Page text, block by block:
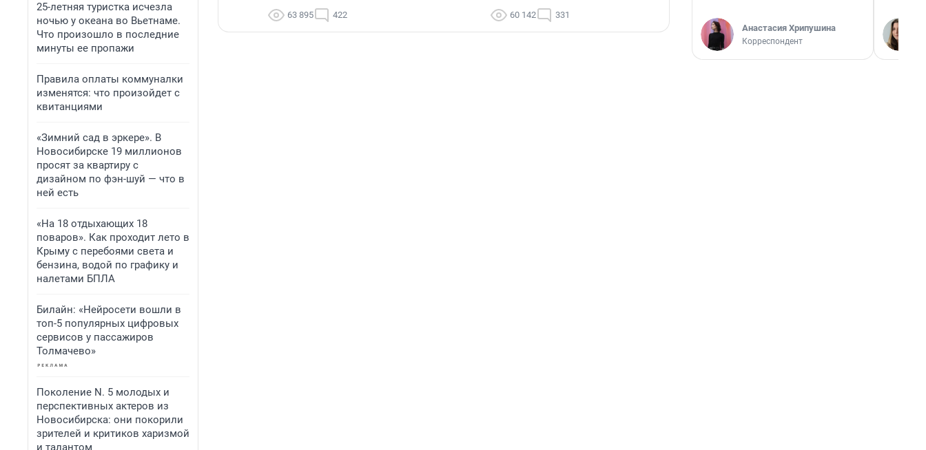
25-летняя туристка исчезла
ночью у океана во Вьетнаме.
Что произошло в последние
минуты ее пропажи
Правила оплаты коммуналки
изменятся: что произойдет с
квитанциями
«Зимний сад в эркере». В
Новосибирске 19 миллионов
просят за квартиру с
дизайном по фэн-шуй — что в
ней есть
«На 18 отдыхающих 18
поваров». Как проходит лето в
Крыму с перебоями света и
бензина, водой по графику и
налетами БПЛА
Билайн: «Нейросети вошли в
топ-5 популярных цифровых
сервисов у пассажиров
Толмачево»
Поколение N. 5 молодых и
перспективных актеров из
Новосибирска: они покорили
зрителей и критиков харизмой
и талантом
63 895 422 60 142 331
Анастасия Хрипушина
Корреспондент